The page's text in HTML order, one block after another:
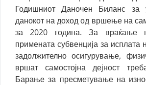
Годишниот Даночен Биланс за
данокот на доход од вршење на
за 2020 година. За враќање
примената субвенција за исплата
задолжително осигурување,
вршат самостојна дејност
Барање за пресметување на